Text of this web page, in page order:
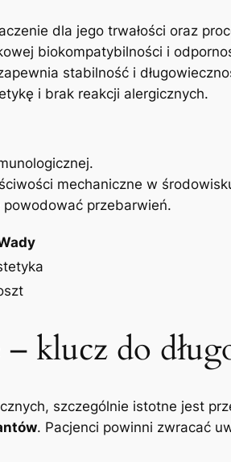
dla jego trwałości oraz
biokompatybilności i
stabilność i
i brak reakcji alergicznych.
mechaniczne w
powodować przebarwień.
klucz do
szczególnie istotne jest
. Pacjenci powinni zwracać